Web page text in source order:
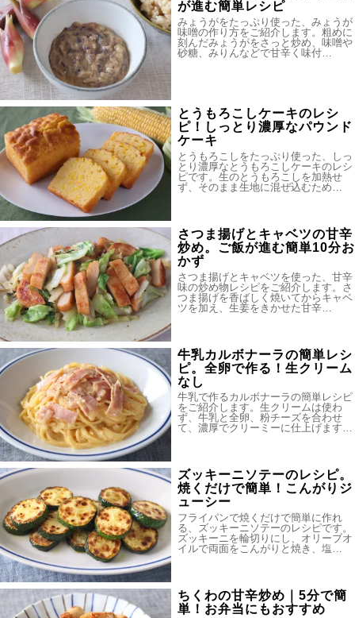
が進む簡単レシピ
みょうがをたっぷり使った、みょうが
味噌の作り方をご紹介します。粗めに
刻んだみょうがをさっと炒め、味噌や
砂糖、みりんなどで甘辛く味付…
とうもろこしケーキのレシ
ピ！しっとり濃厚なパウンド
ケーキ
とうもろこしをたっぷり使った、しっ
とり濃厚なとうもろこしケーキのレシ
ピです。生のとうもろこしを加熱せ
ず、そのまま生地に混ぜ込むため…
さつま揚げとキャベツの甘辛
炒め。ご飯が進む簡単10分お
かず
さつま揚げとキャベツを使った、甘辛
味の炒め物レシピをご紹介します。さ
つま揚げを香ばしく焼いてからキャベ
ツを加え、生姜をきかせた甘辛…
牛乳カルボナーラの簡単レシ
ピ。全卵で作る！生クリーム
なし
牛乳で作るカルボナーラの簡単レシピ
をご紹介します。生クリームは使わ
ず、牛乳と全卵、粉チーズを合わせ
て、濃厚でクリーミーに仕上げます…
ズッキーニソテーのレシピ。
焼くだけで簡単！こんがりジ
ューシー
フライパンで焼くだけで簡単に作れ
る、ズッキーニソテーのレシピです。
ズッキーニを輪切りにし、オリーブオ
イルで両面をこんがりと焼き、塩…
ちくわの甘辛炒め｜5分で簡
単！お弁当にもおすすめ